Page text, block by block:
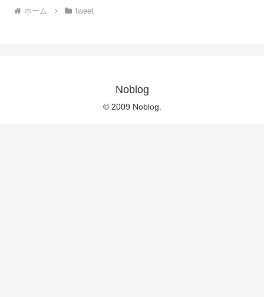
ホーム tweet
Noblog
© 2009 Noblog.